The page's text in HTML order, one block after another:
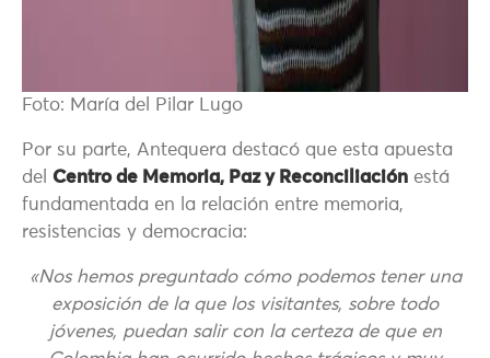
Foto: María del Pilar Lugo
Por su parte, Antequera destacó que esta apuesta
del Centro de Memoria, Paz y Reconciliación está
fundamentada en la relación entre memoria,
resistencias y democracia:
«Nos hemos preguntado cómo podemos tener una
exposición de la que los visitantes, sobre todo
jóvenes, puedan salir con la certeza de que en